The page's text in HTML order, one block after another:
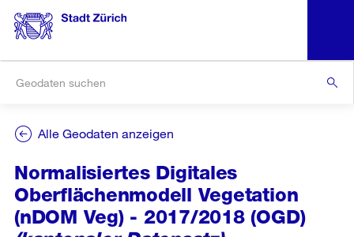
Alle Geodaten anzeigen
Normalisiertes Digitales
Oberflächenmodell Vegetation
(nDOM Veg) - 2017/2018 (OGD)